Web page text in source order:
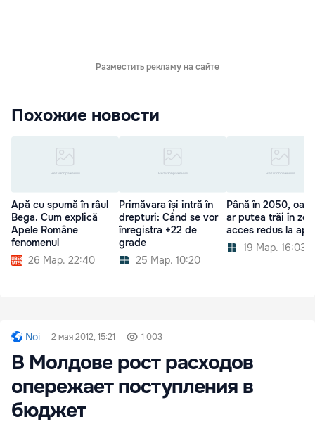
Разместить рекламу на сайте
Похожие новости
Apă cu spumă în râul
Bega. Cum explică
Apele Române
fenomenul
26 Мар. 22:40
Primăvara își intră în
drepturi: Când se vor
înregistra +22 de
grade
25 Мар. 10:20
Până în 2050,
ar putea trăi în
acces redus la apă
19 Мар. 16:03
Noi 2 мая 2012, 15:21 1 003
В Молдове рост расходов
опережает поступления в
бюджет